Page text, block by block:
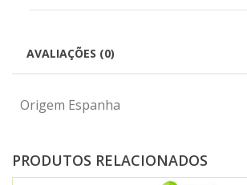
AVALIAÇÕES (0)
Origem Espanha
PRODUTOS RELACIONADOS